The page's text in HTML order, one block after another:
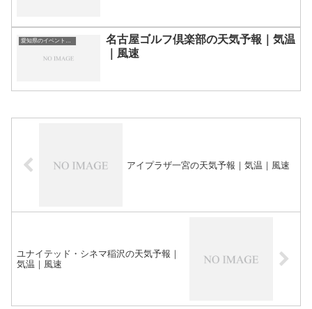
名古屋ゴルフ倶楽部の天気予報｜気温
｜風速
アイプラザ一宮の天気予報｜気温｜風速
ユナイテッド・シネマ稲沢の天気予報｜
気温｜風速